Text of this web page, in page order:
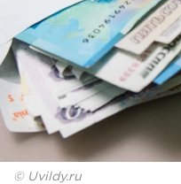
© Uvildy.ru